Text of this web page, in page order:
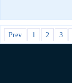
Prev 1 2 3